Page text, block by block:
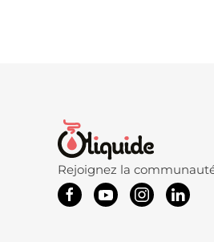
Rejoignez la